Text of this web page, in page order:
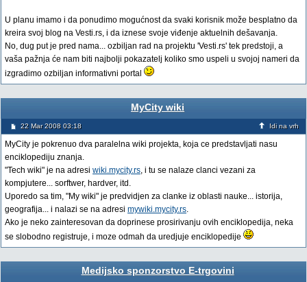
U planu imamo i da ponudimo mogućnost da svaki korisnik može besplatno da
kreira svoj blog na Vesti.rs, i da iznese svoje viđenje aktuelnih dešavanja.
No, dug put je pred nama... ozbiljan rad na projektu 'Vesti.rs' tek predstoji, a
vaša pažnja će nam biti najbolji pokazatelj koliko smo uspeli u svojoj nameri da
izgradimo ozbiljan informativni portal
MyCity wiki
22 Mar 2008 03:18 Idi na vrh
MyCity je pokrenuo dva paralelna wiki projekta, koja ce predstavljati nasu
enciklopediju znanja.
"Tech wiki" je na adresi wiki.mycity.rs, i tu se nalaze clanci vezani za
kompjutere... sorftwer, hardver, itd.
Uporedo sa tim, "My wiki" je predvidjen za clanke iz oblasti nauke... istorija,
geografija... i nalazi se na adresi mywiki.mycity.rs.
Ako je neko zainteresovan da doprinese prosirivanju ovih enciklopedija, neka
se slobodno registruje, i moze odmah da uredjuje enciklopedije
Medijsko sponzorstvo E-trgovini